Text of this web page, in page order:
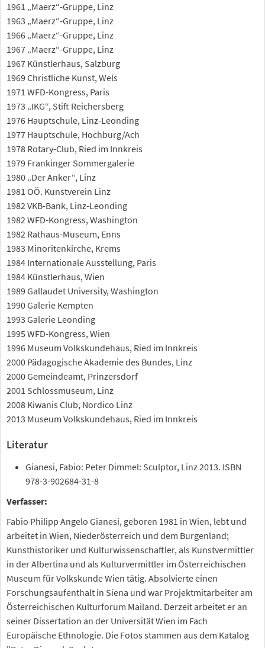
1961 „Maerz“-Gruppe, Linz
1963 „Maerz“-Gruppe, Linz
1966 „Maerz“-Gruppe, Linz
1967 „Maerz“-Gruppe, Linz
1967 Künstlerhaus, Salzburg
1969 Christliche Kunst, Wels
1971 WFD-Kongress, Paris
1973 „IKG“, Stift Reichersberg
1976 Hauptschule, Linz-Leonding
1977 Hauptschule, Hochburg/Ach
1978 Rotary-Club, Ried im Innkreis
1979 Frankinger Sommergalerie
1980 „Der Anker“, Linz
1981 OÖ. Kunstverein Linz
1982 VKB-Bank, Linz-Leonding
1982 WFD-Kongress, Washington
1982 Rathaus-Museum, Enns
1983 Minoritenkirche, Krems
1984 Internationale Ausstellung, Paris
1984 Künstlerhaus, Wien
1989 Gallaudet University, Washington
1990 Galerie Kempten
1993 Galerie Leonding
1995 WFD-Kongress, Wien
1996 Museum Volkskundehaus, Ried im Innkreis
2000 Pädagogische Akademie des Bundes, Linz
2000 Gemeindeamt, Prinzersdorf
2001 Schlossmuseum, Linz
2008 Kiwanis Club, Nordico Linz
2013 Museum Volkskundehaus, Ried im Innkreis
Literatur
Gianesi, Fabio: Peter Dimmel: Sculptor, Linz 2013. ISBN
978-3-902684-31-8
Verfasser:
Fabio Philipp Angelo Gianesi, geboren 1981 in Wien, lebt und
arbeitet in Wien, Niederösterreich und dem Burgenland;
Kunsthistoriker und Kulturwissenschaftler, als Kunstvermittler
in der Albertina und als Kulturvermittler im Österreichischen
Museum für Volkskunde Wien tätig. Absolvierte einen
Forschungsaufenthalt in Siena und war Projektmitarbeiter am
Österreichischen Kulturforum Mailand. Derzeit arbeitet er an
seiner Dissertation an der Universität Wien im Fach
Europäische Ethnologie. Die Fotos stammen aus dem Katalog